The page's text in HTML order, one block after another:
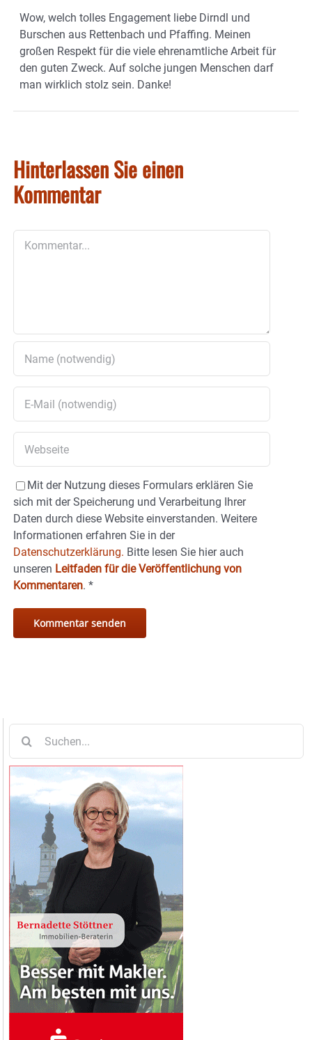
Wow, welch tolles Engagement liebe Dirndl und
Burschen aus Rettenbach und Pfaffing. Meinen
großen Respekt für die viele ehrenamtliche Arbeit für
den guten Zweck. Auf solche jungen Menschen darf
man wirklich stolz sein. Danke!
Hinterlassen Sie einen
Kommentar
Mit der Nutzung dieses Formulars erklären Sie
sich mit der Speicherung und Verarbeitung Ihrer
Daten durch diese Website einverstanden. Weitere
Informationen erfahren Sie in der
Datenschutzerklärung. Bitte lesen Sie hier auch
unseren Leitfaden für die Veröffentlichung von
Kommentaren. *
nach: